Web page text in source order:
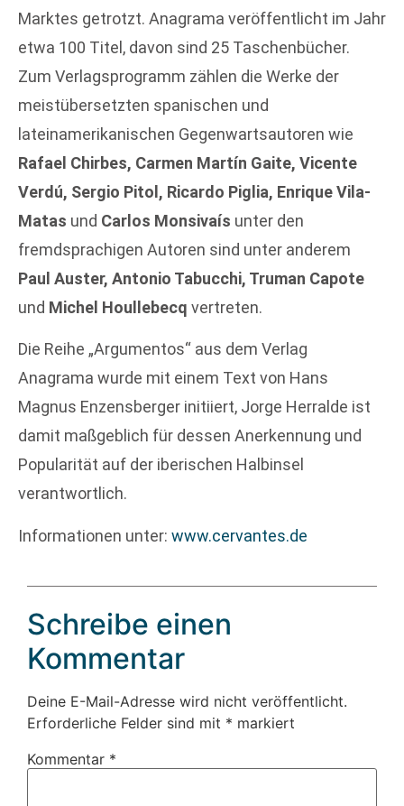
Marktes getrotzt. Anagrama veröffentlicht im Jahr
etwa 100 Titel, davon sind 25 Taschenbücher.
Zum Verlagsprogramm zählen die Werke der
meistübersetzten spanischen und
lateinamerikanischen Gegenwartsautoren wie
Rafael Chirbes, Carmen Martín Gaite, Vicente
Verdú, Sergio Pitol, Ricardo Piglia, Enrique Vila-
Matas und Carlos Monsivaís unter den
fremdsprachigen Autoren sind unter anderem
Paul Auster, Antonio Tabucchi, Truman Capote
und Michel Houllebecq vertreten.
Die Reihe „Argumentos“ aus dem Verlag
Anagrama wurde mit einem Text von Hans
Magnus Enzensberger initiiert, Jorge Herralde ist
damit maßgeblich für dessen Anerkennung und
Popularität auf der iberischen Halbinsel
verantwortlich.
Informationen unter: www.cervantes.de
Schreibe einen
Kommentar
Deine E-Mail-Adresse wird nicht veröffentlicht.
Erforderliche Felder sind mit * markiert
Kommentar *